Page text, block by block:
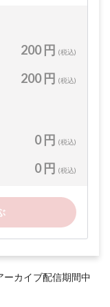
200 円 (税込)
200 円 (税込)
0 円 (税込)
0 円 (税込)
カイブ配信期間中